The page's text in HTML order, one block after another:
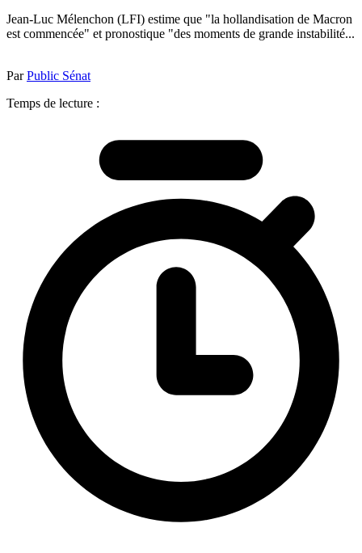
Jean-Luc Mélenchon (LFI) estime que "la hollandisation de Macron
est commencée" et pronostique "des moments de grande instabilité...
ParPublic Sénat
Temps de lecture :